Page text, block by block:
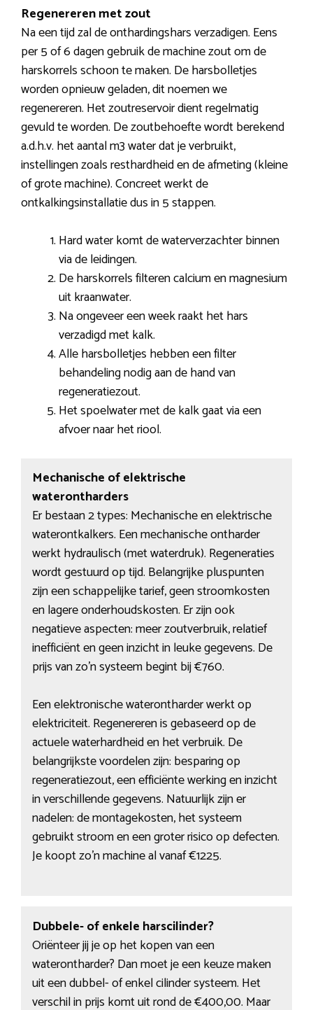
Regenereren met zout
Na een tijd zal de onthardingshars verzadigen. Eens
per 5 of 6 dagen gebruik de machine zout om de
harskorrels schoon te maken. De harsbolletjes
worden opnieuw geladen, dit noemen we
regenereren. Het zoutreservoir dient regelmatig
gevuld te worden. De zoutbehoefte wordt berekend
a.d.h.v. het aantal m3 water dat je verbruikt,
instellingen zoals resthardheid en de afmeting (kleine
of grote machine). Concreet werkt de
ontkalkingsinstallatie dus in 5 stappen.
Hard water komt de waterverzachter binnen
via de leidingen.
De harskorrels filteren calcium en magnesium
uit kraanwater.
Na ongeveer een week raakt het hars
verzadigd met kalk.
Alle harsbolletjes hebben een filter
behandeling nodig aan de hand van
regeneratiezout.
Het spoelwater met de kalk gaat via een
afvoer naar het riool.
Mechanische of elektrische
waterontharders
Er bestaan 2 types: Mechanische en elektrische
waterontkalkers. Een mechanische ontharder
werkt hydraulisch (met waterdruk). Regeneraties
wordt gestuurd op tijd. Belangrijke pluspunten
zijn een schappelijke tarief, geen stroomkosten
en lagere onderhoudskosten. Er zijn ook
negatieve aspecten: meer zoutverbruik, relatief
inefficiënt en geen inzicht in leuke gegevens. De
prijs van zo’n systeem begint bij €760.
Een elektronische waterontharder werkt op
elektriciteit. Regenereren is gebaseerd op de
actuele waterhardheid en het verbruik. De
belangrijkste voordelen zijn: besparing op
regeneratiezout, een efficiënte werking en inzicht
in verschillende gegevens. Natuurlijk zijn er
nadelen: de montagekosten, het systeem
gebruikt stroom en een groter risico op defecten.
Je koopt zo’n machine al vanaf €1225.
Dubbele- of enkele harscilinder?
Oriënteer jij je op het kopen van een
waterontharder? Dan moet je een keuze maken
uit een dubbel- of enkel cilinder systeem. Het
verschil in prijs komt uit rond de €400,00. Maar